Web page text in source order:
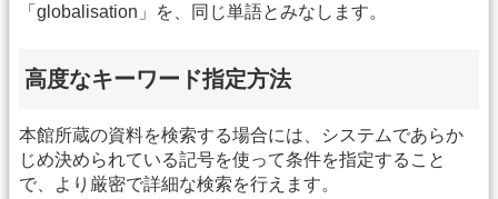
「globalisation」を、同じ単語とみなします。
高度なキーワード指定方法
本館所蔵の資料を検索する場合には、システムであらか
じめ決められている記号を使って条件を指定すること
で、より厳密で詳細な検索を行えます。